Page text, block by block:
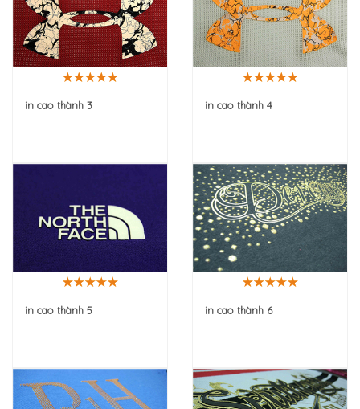
in cao thành 3 in cao thành 4
in cao thành 5 in cao thành 6